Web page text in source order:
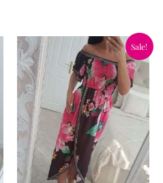
Sale!
Pôvodná
bola:
41.90€.
Aktuálna
cena
je:
24.90€.